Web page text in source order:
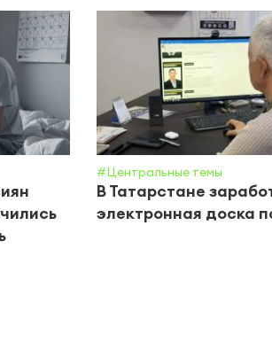
#Центральные темы
В Татарстане
электронная доска